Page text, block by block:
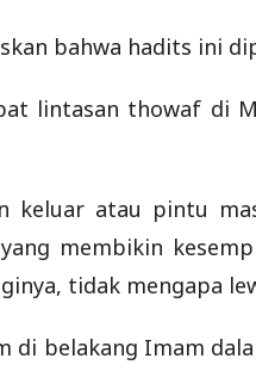
bahwa hadits ini
lintasan thowaf di
keluar atau pintu
membikin
tidak mengapa
di belakang Imam